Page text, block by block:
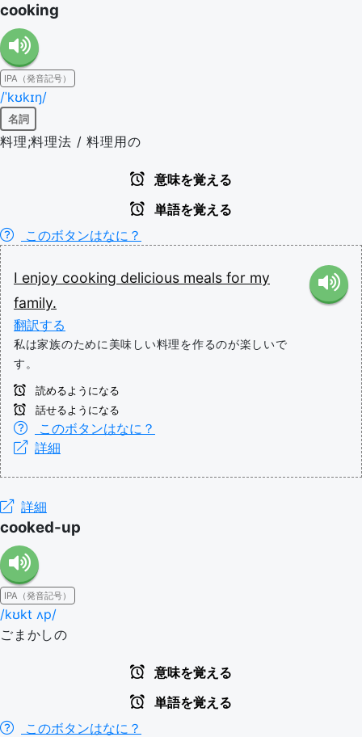
cooking
IPA（発音記号）
/ˈkʊkɪŋ/
名詞
料理;料理法 / 料理用の
意味を覚える
単語を覚える
このボタンはなに？
I enjoy cooking delicious meals for my
family.
翻訳する
私は家族のために美味しい料理を作るのが楽しいで
す。
読めるようになる
話せるようになる
このボタンはなに？
詳細
詳細
cooked-up
IPA（発音記号）
/kʊkt ʌp/
ごまかしの
意味を覚える
単語を覚える
このボタンはなに？